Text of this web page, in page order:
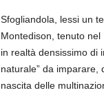
Sfogliandola, lessi un
Montedison, tenuto nel
in realtà densissimo di
naturale” da imparare,
nascita delle